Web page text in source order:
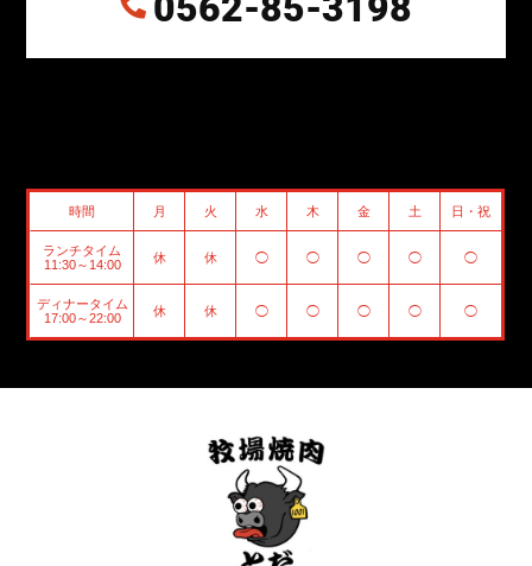

時間 月 火 水 木 金 土 日・祝
ランチタイム
11:30～14:00
休 休 ◯ ◯ ◯ ◯ ◯
ディナータイム
17:00～22:00
休 休 ◯ ◯ ◯ ◯ ◯